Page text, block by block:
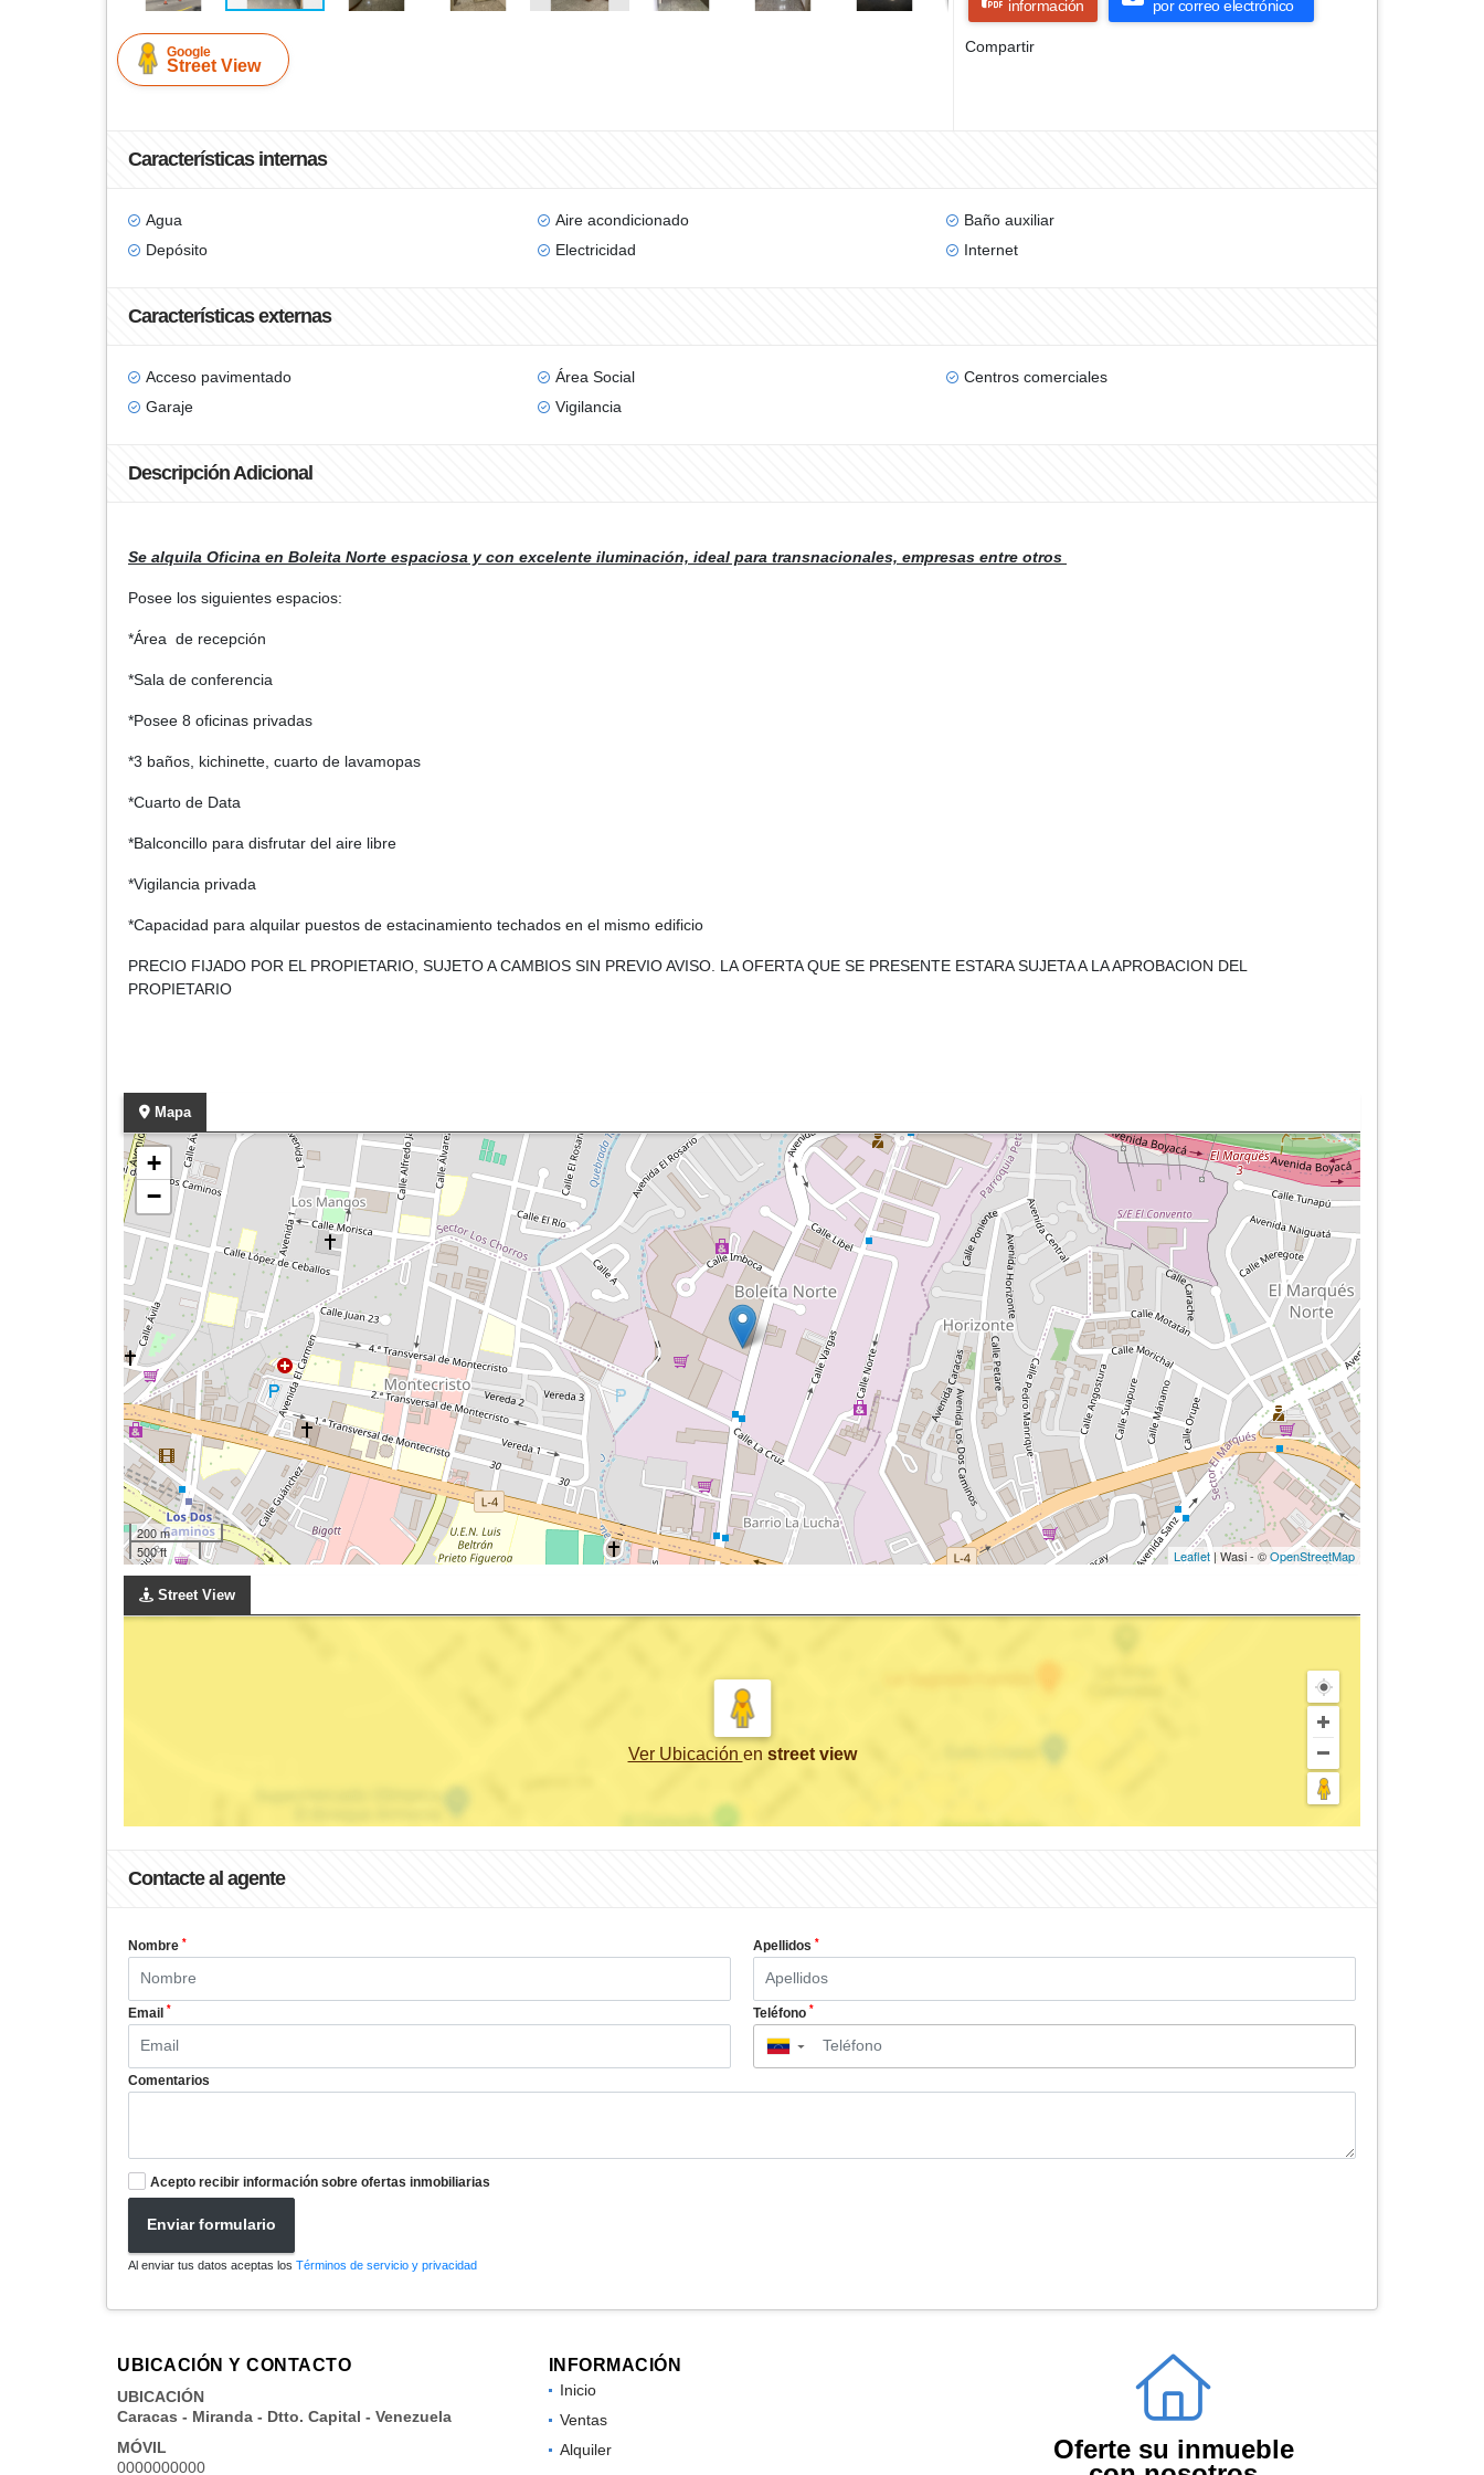
Google
Street View
información por correo electrónico
Compartir
Características internas
Agua Aire acondicionado
Baño auxiliar
Depósito
Electricidad Internet
Características externas
Acceso pavimentado Área Social
Centros comerciales
Garaje
Vigilancia
Descripción Adicional
Se alquila Oficina en Boleita Norte espaciosa y con excelente iluminación, ideal para transnacionales, empresas entre otros
Posee los siguientes espacios:
*Área de recepción
*Sala de conferencia
*Posee 8 oficinas privadas
*3 baños, kichinette, cuarto de lavamopas
*Cuarto de Data
*Balconcillo para disfrutar del aire libre
*Vigilancia privada
*Capacidad para alquilar puestos de estacinamiento techados en el mismo edificio
PRECIO FIJADO POR EL PROPIETARIO, SUJETO A CAMBIOS SIN PREVIO AVISO. LA OFERTA QUE SE PRESENTE ESTARA SUJETA A LA APROBACION DEL
PROPIETARIO
Mapa
+
−
200 m
500 ft
Leaflet | Wasi - ©OpenStreetMap
Street View
Ver Ubicación en street view
Contacte al agente
Nombre * Apellidos *
Email * Teléfono *
▼
Comentarios
Acepto recibir información sobre ofertas inmobiliarias
Enviar formulario
Al enviar tus datos aceptas los Términos de servicio y privacidad
UBICACIÓN Y CONTACTO
UBICACIÓN
Caracas - Miranda - Dtto. Capital - Venezuela
MÓVIL
0000000000
INFORMACIÓN
Inicio
Ventas
Alquiler
Oferte su inmueble